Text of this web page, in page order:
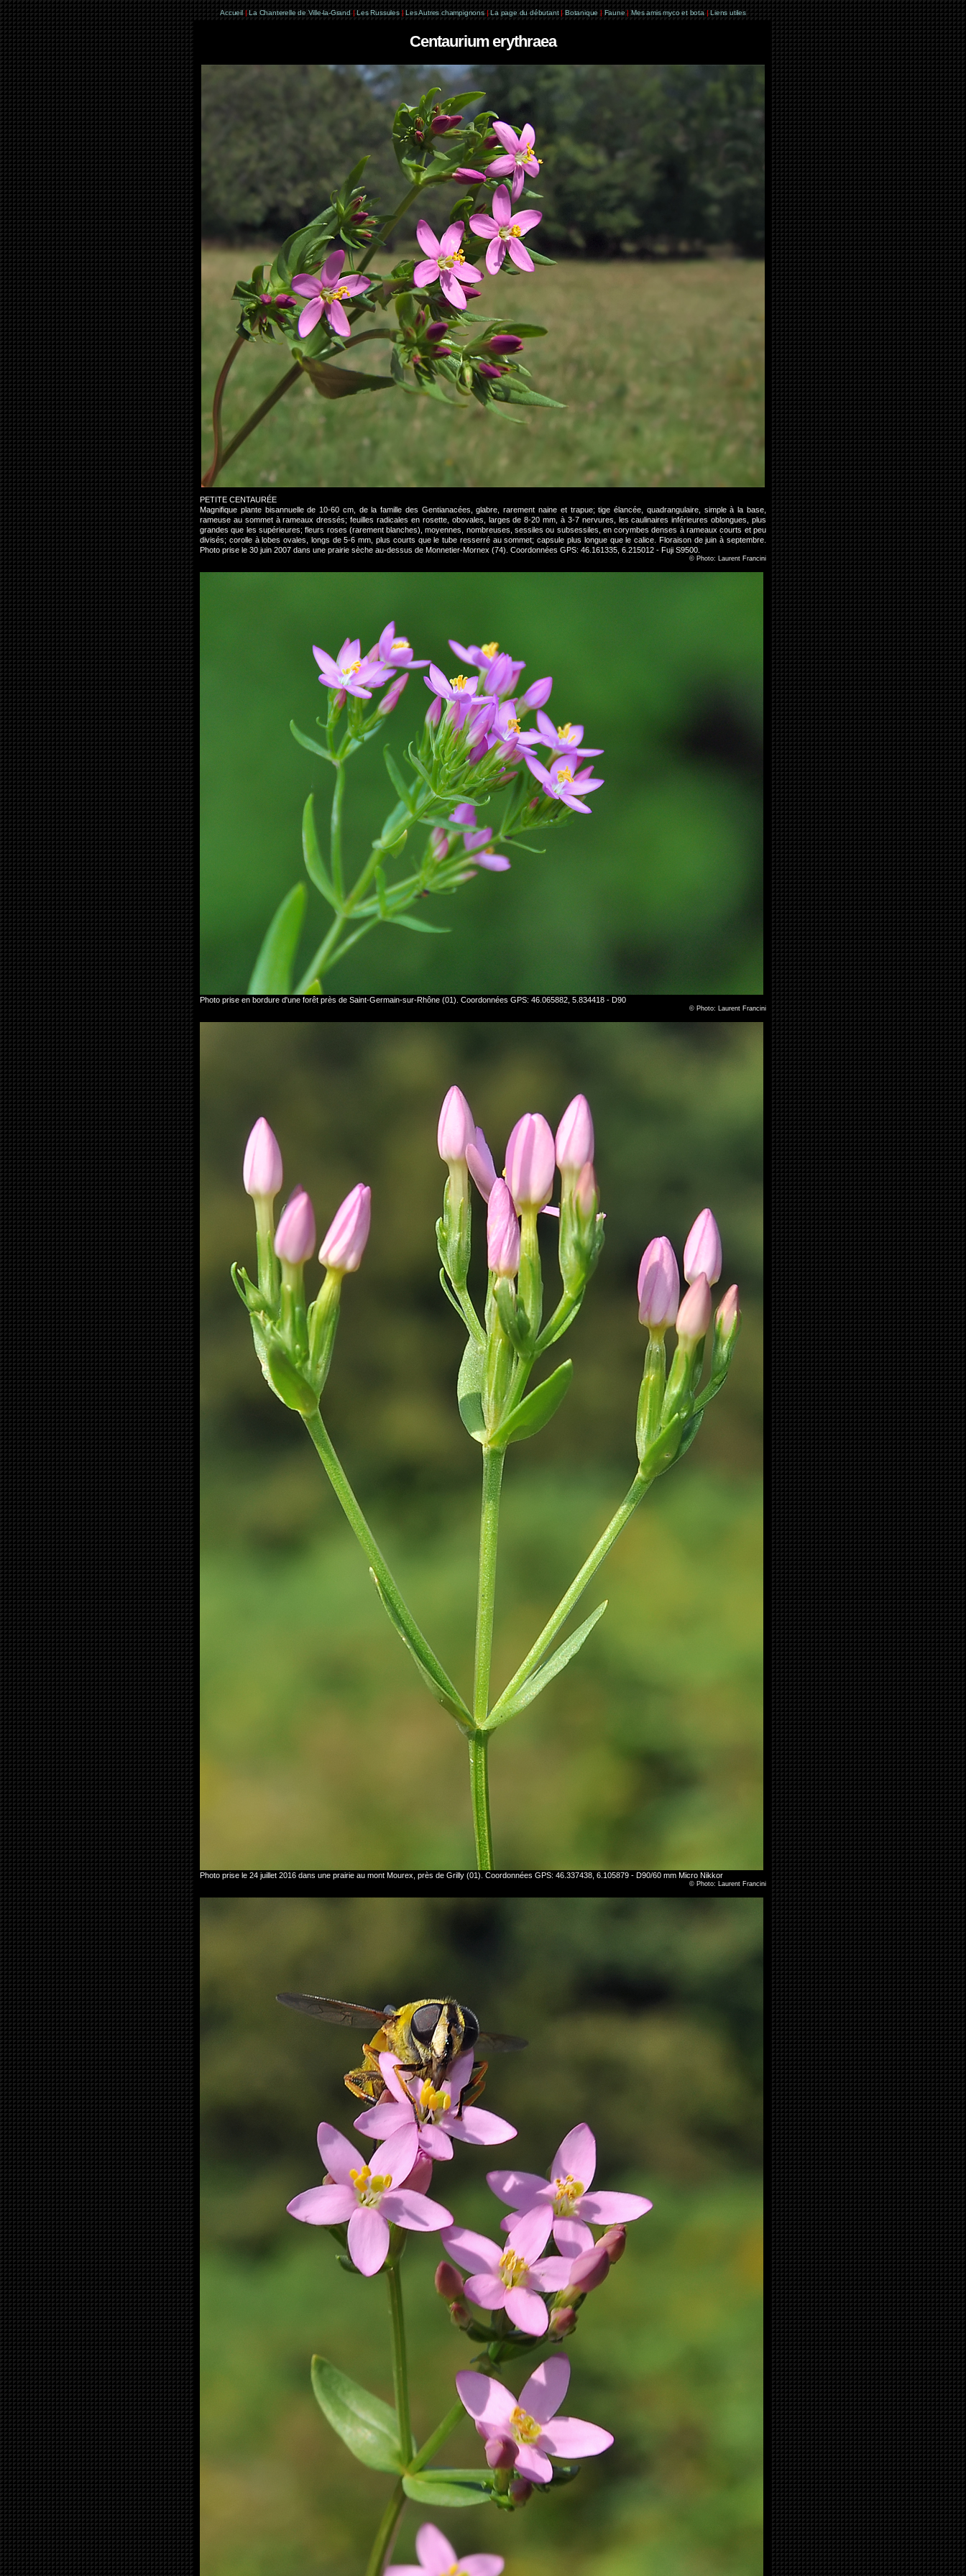
Accueil | La Chanterelle de Ville-la-Grand | Les Russules | Les Autres champignons | La page du débutant | Botanique | Faune | Mes amis myco et bota | Liens utiles
Centaurium erythraea
PETITE CENTAURÉE
Magnifique plante bisannuelle de 10-60 cm, de la famille des Gentianacées, glabre, rarement naine et trapue; tige élancée, quadrangulaire, simple à la base,
rameuse au sommet à rameaux dressés; feuilles radicales en rosette, obovales, larges de 8-20 mm, à 3-7 nervures, les caulinaires inférieures oblongues, plus
grandes que les supérieures; fleurs roses (rarement blanches), moyennes, nombreuses, sessiles ou subsessiles, en corymbes denses à rameaux courts et peu
divisés; corolle à lobes ovales, longs de 5-6 mm, plus courts que le tube resserré au sommet; capsule plus longue que le calice. Floraison de juin à septembre.
Photo prise le 30 juin 2007 dans une prairie sèche au-dessus de Monnetier-Mornex (74). Coordonnées GPS: 46.161335, 6.215012 - Fuji S9500.
© Photo: Laurent Francini
Photo prise en bordure d'une forêt près de Saint-Germain-sur-Rhône (01). Coordonnées GPS: 46.065882, 5.834418 - D90
© Photo: Laurent Francini
Photo prise le 24 juillet 2016 dans une prairie au mont Mourex, près de Grilly (01). Coordonnées GPS: 46.337438, 6.105879 - D90/60 mm Micro Nikkor
© Photo: Laurent Francini